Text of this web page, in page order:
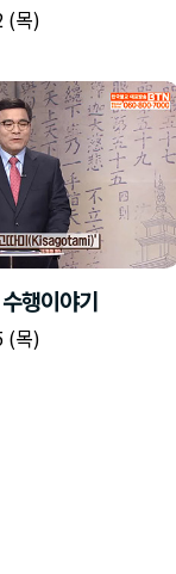
(목)
행이야기
(목)